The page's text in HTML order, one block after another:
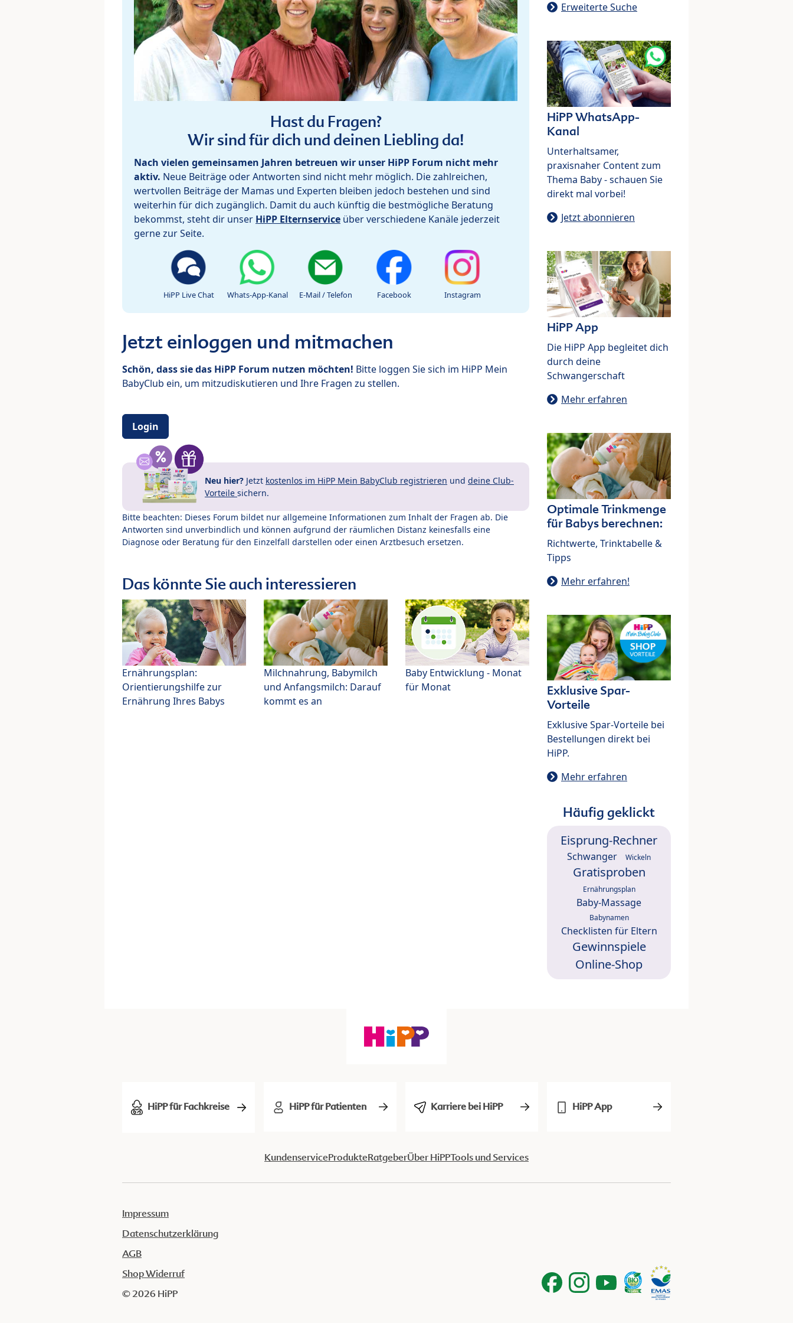
Hast du Fragen?
Wir sind für dich und deinen Liebling da!
Nach vielen gemeinsamen Jahren betreuen wir unser HiPP Forum nicht mehr
aktiv. Neue Beiträge oder Antworten sind nicht mehr möglich. Die zahlreichen,
wertvollen Beiträge der Mamas und Experten bleiben jedoch bestehen und sind
weiterhin für dich zugänglich. Damit du auch künftig die bestmögliche Beratung
bekommst, steht dir unser HiPP Elternservice über verschiedene Kanäle jederzeit
gerne zur Seite.
HiPP Live Chat Whats-App-Kanal E-Mail / Telefon Facebook Instagram
Jetzt einloggen und mitmachen
Schön, dass sie das HiPP Forum nutzen möchten! Bitte loggen Sie sich im HiPP Mein
BabyClub ein, um mitzudiskutieren und Ihre Fragen zu stellen.
Login
Neu hier? Jetzt kostenlos im HiPP Mein BabyClub registrieren und deine Club-
Vorteile sichern.
Bitte beachten: Dieses Forum bildet nur allgemeine Informationen zum Inhalt der Fragen ab. Die
Antworten sind unverbindlich und können aufgrund der räumlichen Distanz keinesfalls eine
Diagnose oder Beratung für den Einzelfall darstellen oder einen Arztbesuch ersetzen.
Das könnte Sie auch interessieren
Ernährungsplan:
Orientierungshilfe zur
Ernährung Ihres Babys
Milchnahrung, Babymilch
und Anfangsmilch: Darauf
kommt es an
Baby Entwicklung - Monat
für Monat
Erweiterte Suche
HiPP WhatsApp-
Kanal
Unterhaltsamer,
praxisnaher Content zum
Thema Baby - schauen Sie
direkt mal vorbei!
Jetzt abonnieren
HiPP App
Die HiPP App begleitet dich
durch deine
Schwangerschaft
Mehr erfahren
Optimale Trinkmenge
für Babys berechnen:
Richtwerte, Trinktabelle &
Tipps
Mehr erfahren!
Exklusive Spar-
Vorteile
Exklusive Spar-Vorteile bei
Bestellungen direkt bei
HiPP.
Mehr erfahren
Häufig geklickt
Eisprung-Rechner
Schwanger Wickeln
Gratisproben
Ernährungsplan
Baby-Massage
Babynamen
Checklisten für Eltern
Gewinnspiele
Online-Shop
HiPP für Fachkreise HiPP für Patienten Karriere bei HiPP HiPP App
KundenserviceProdukteRatgeberÜber HiPPTools und Services
Impressum
Datenschutzerklärung
AGB
Shop Widerruf
© 2026 HiPP